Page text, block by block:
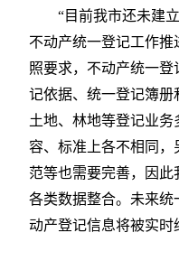
“目前我市还未建
不动产统一登记工作
照要求，不动产统一
记依据、统一登记簿册
土地、林地等登记业
容、标准上各不相同
范等也需要完善，因
各类数据整合。未来
动产登记信息将被实时